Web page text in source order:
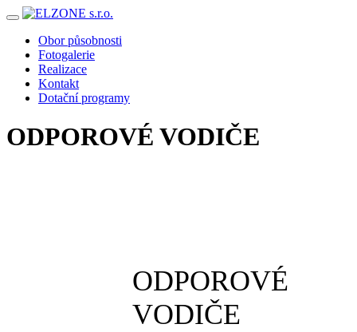
Skip
contentObor působnosti
Fotogalerie
Realizace
Kontakt
Dotační programy
ODPOROVÉ VODIČE
ODPOROVÉ
VODIČE